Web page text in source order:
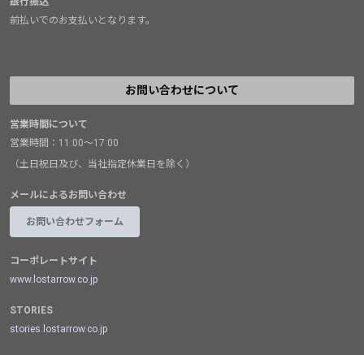
前払いでのお支払いとなります。
お問い合わせについて
営業時間について
営業時間：11:00～17:00
（土日祝日及び、当社指定休業日を除く）
メールによるお問い合わせ
お問い合わせフォーム
コーポレートサイト
www.lostarrow.co.jp
STORIES
stories.lostarrow.co.jp